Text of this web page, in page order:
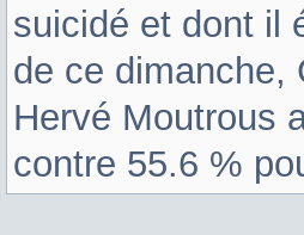
suicidé et dont il
de ce dimanche,
Hervé Moutrous
contre 55.6 %